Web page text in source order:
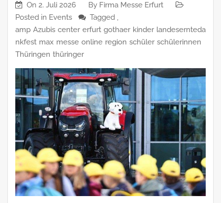
On 2. Juli 2026 By Firma Messe Erfurt
Posted in Events
Tagged ,
amp Azubis center erfurt gothaer kinder landesernteda
nkfest max messe online region schüler schülerinnen
Thüringen thüringer